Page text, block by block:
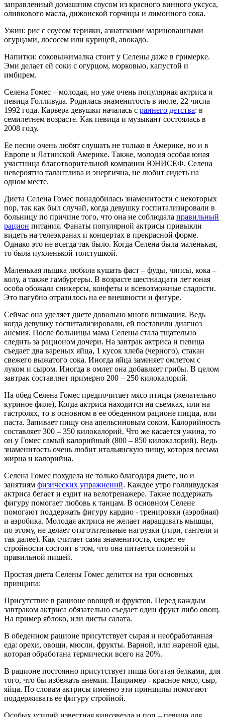
заправленный домашним соусом из красного винного уксуса,
оливкового масла, дижонской горчицы и лимонного сока.
Ужин: рис с соусом терияки, азиатскими маринованными
огурцами, лососем или курицей, авокадо.
Напитки: соковыжималка стоит у Селены даже в гримерке.
Эми делает ей соки с огурцом, морковью, капустой и
имбирем.
Селена Гомес – молодая, но уже очень популярная актриса и
певица Голливуда. Родилась знаменитость в июле, 22 числа
1992 года. Карьера девушки началась с раннего детства: в
семилетнем возрасте. Как певица и музыкант состоялась в
2008 году.
Ее песни очень любят слушать не только в Америке, но и в
Европе и Латинской Америке. Также, молодая особая юная
участница благотворительной компании ЮНИСЕФ. Селена
невероятно талантлива и энергична, не любит сидеть на
одном месте.
Диета Селена Гомес понадобилась знаменитости с некоторых
пор, так как был случай, когда девушку госпитализировали в
больницу по причине того, что она не соблюдала правильный
рацион питания. Фанаты популярной актрисы привыкли
видеть на телеэкранах и концертах в прекрасной форме.
Однако это не всегда так было. Когда Селена была маленькая,
то была пухленькой толстушкой.
Маленькая пышка любила кушать фаст – фуды, чипсы, кока –
колу, а также гамбургеры. В возрасте шестнадцати лет юная
особа обожала сникерсы, конфеты и всевозможные сладости.
Это пагубно отразилось на ее внешности и фигуре.
Сейчас она уделяет диете довольно много внимания. Ведь
когда девушку госпитализировали, ей поставили диагноз
анемия. После больницы мама Селены стала тщательно
следить за рационом дочери. На завтрак актриса и певица
съедает два вареных яйца, 1 кусок хлеба (черного), стакан
свежего выжатого сока. Иногда яйца заменяет омлетом с
луком и сыром. Иногда в омлет она добавляет грибы. В целом
завтрак составляет примерно 200 – 250 килокалорий.
На обед Селена Гомес предпочитает мясо птицы (желательно
куриное филе), Когда актриса находится на съемках, или на
гастролях, то в основном в ее обеденном рационе пицца, или
паста. Запивает пищу она апельсиновым соком. Калорийность
составляет 300 – 350 килокалорий. Что же касается ужина, то
он у Гомес самый калорийный (800 – 850 килокалорий). Ведь
знаменитость очень любит итальянскую пищу, которая весьма
жирна и калорийна.
Селена Гомес похудела не только благодаря диете, но и
занятиям физических упражнений. Каждое утро голливудская
актриса бегает и ездит на велотренажере. Также поддержать
фигуру помогает любовь к танцам. В основном Селене
помогают поддержать фигуру кардио - тренировки (аэробная)
и аэробика. Молодая актриса не желает наращивать мышцы,
по этому, не делает отяготительные нагрузки (гири, гантели и
так далее). Как считает сама знаменитость, секрет ее
стройности состоит в том, что она питается полезной и
правильной пищей.
Простая диета Селены Гомес делится на три основных
принципа:
Присутствие в рационе овощей и фруктов. Перед каждым
завтраком актриса обязательно съедает один фрукт либо овощ.
На пример яблоко, или листы салата.
В обеденном рационе присутствует сырая и необработанная
еда: орехи, овощи, мюсли, фрукты. Варной, или жареной еды,
которая обработана термически всего на 20%.
В рационе постоянно присутствует пища богатая белками, для
того, что бы избежать анемии. Например - красное мясо, сыр,
яйца. По словам актрисы именно эти принципы помогают
поддерживать ее фигуру стройной.
Особых усилий известная кинозвезда и поп – певица для